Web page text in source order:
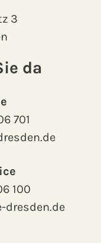
3
da
701
100
dresden.de